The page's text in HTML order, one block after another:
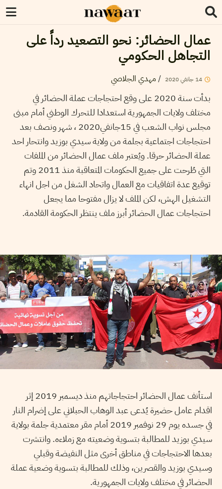
عمال الحضائر: نحو التصعيد رداً على
التجاهل الحكومي
14 جانفي2020
/ مهدي الجلاصي
بدأت سنة 2020 على وقع احتجاجات عملة الحضائر في
مختلف ولايات الجمهورية استعدادا للتحرك الوطني أمام مبنى
مجلس نواب الشعب في 15جانفي2020 ، شهر ونصف بعد
احتجاجات اجتماعية بجلمة من ولاية سيدي بوزيد وانتحار احد
عملة الحضائر حرقا. ويُعتبر ملف عمال الحضائر من الملفات
التي طُرحت على جميع الحكومات المتعاقبة منذ 2011 وتم
توقيع عدة اتفاقيات مع العمال واتحاد الشغل من اجل انهاء
التشغيل الهش، لكن الملف لا يزال مفتوحا مما يجعل
احتجاجات عمال الحضائر أبرز ملف ينتظر الحكومة القادمة.
استأنف عمال الحضائر احتجاجاتهم منذ ديسمبر 2019 إثر
اقدام عامل حضيرة يُدعى عبد الوهاب الحبلاني على إضرام النار
في جسده يوم 29 نوفمبر 2019 أمام مقر معتمدية جلمة بولاية
سيدي بوزيد للمطالبة بتسوية وضعيته مع زملاءه. وانتشرت
بعدها الاحتجاجات في مناطق أخرى مثل النفيضة وقبلي
وسيدي بوزيد والقصرين، وذلك للمطالبة بتسوية وضعية عملة
الحضائر في مختلف ولايات الجمهورية.